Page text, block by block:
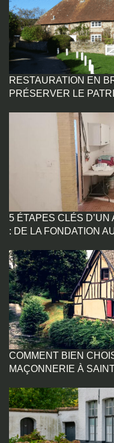
RESTAURATION EN
PRÉSERVER LE
5 ÉTAPES CLÉS
: DE LA FONDATION
COMMENT BIEN
MAÇONNERIE À